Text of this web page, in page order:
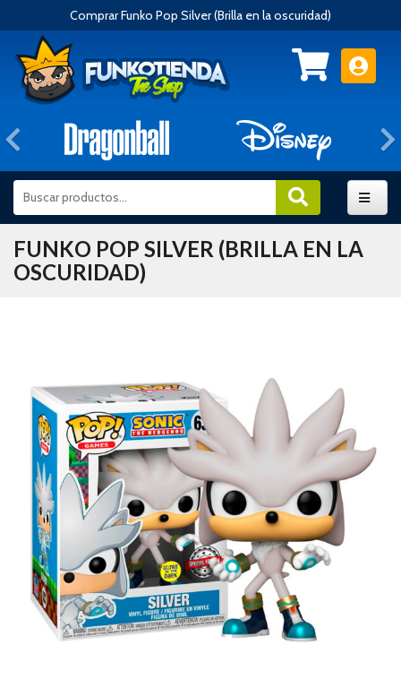
Comprar Funko Pop Silver (Brilla en la oscuridad)
Anterior
FUNKO POP SILVER (BRILLA EN LA
OSCURIDAD)